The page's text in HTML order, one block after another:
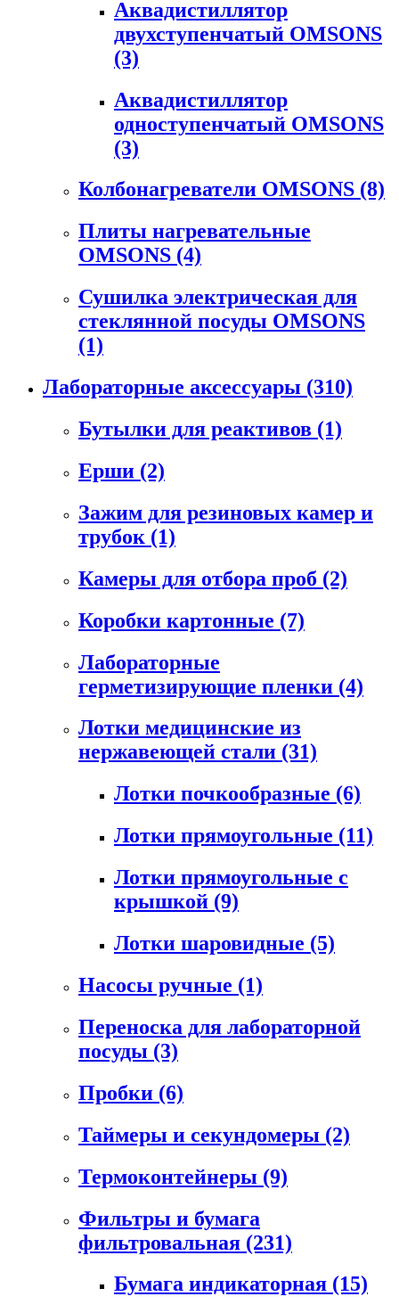
Аквадистиллятор
двухступенчатый OMSONS
(3)
Аквадистиллятор
одноступенчатый OMSONS
(3)
Колбонагреватели OMSONS (8)
Плиты нагревательные
OMSONS (4)
Сушилка электрическая для
стеклянной посуды OMSONS
(1)
Лабораторные аксессуары (310)
Бутылки для реактивов (1)
Ерши (2)
Зажим для резиновых камер и
трубок (1)
Камеры для отбора проб (2)
Коробки картонные (7)
Лабораторные
герметизирующие пленки (4)
Лотки медицинские из
нержавеющей стали (31)
Лотки почкообразные (6)
Лотки прямоугольные (11)
Лотки прямоугольные с
крышкой (9)
Лотки шаровидные (5)
Насосы ручные (1)
Переноска для лабораторной
посуды (3)
Пробки (6)
Таймеры и секундомеры (2)
Термоконтейнеры (9)
Фильтры и бумага
фильтровальная (231)
Бумага индикаторная (15)